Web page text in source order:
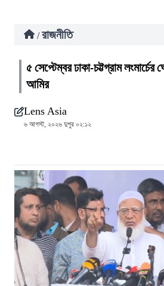
/ রাজনীতি
৫ সেপ্টেম্বর ঢাকা-চট্টগ্রাম লংমার্চের
আমির
Lens Asia
৬ আগস্ট, ২০২৬ দুপুর ০২:১২